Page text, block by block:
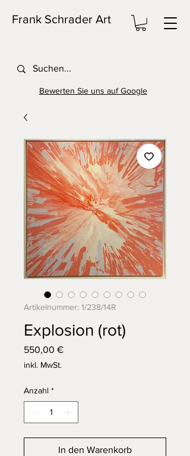
Frank Schrader Art
Bewerten Sie uns auf Google
Artikelnummer: 1/238/14R
Explosion (rot)
550,00 €Preis
inkl. MwSt.
Anzahl *
In den Warenkorb